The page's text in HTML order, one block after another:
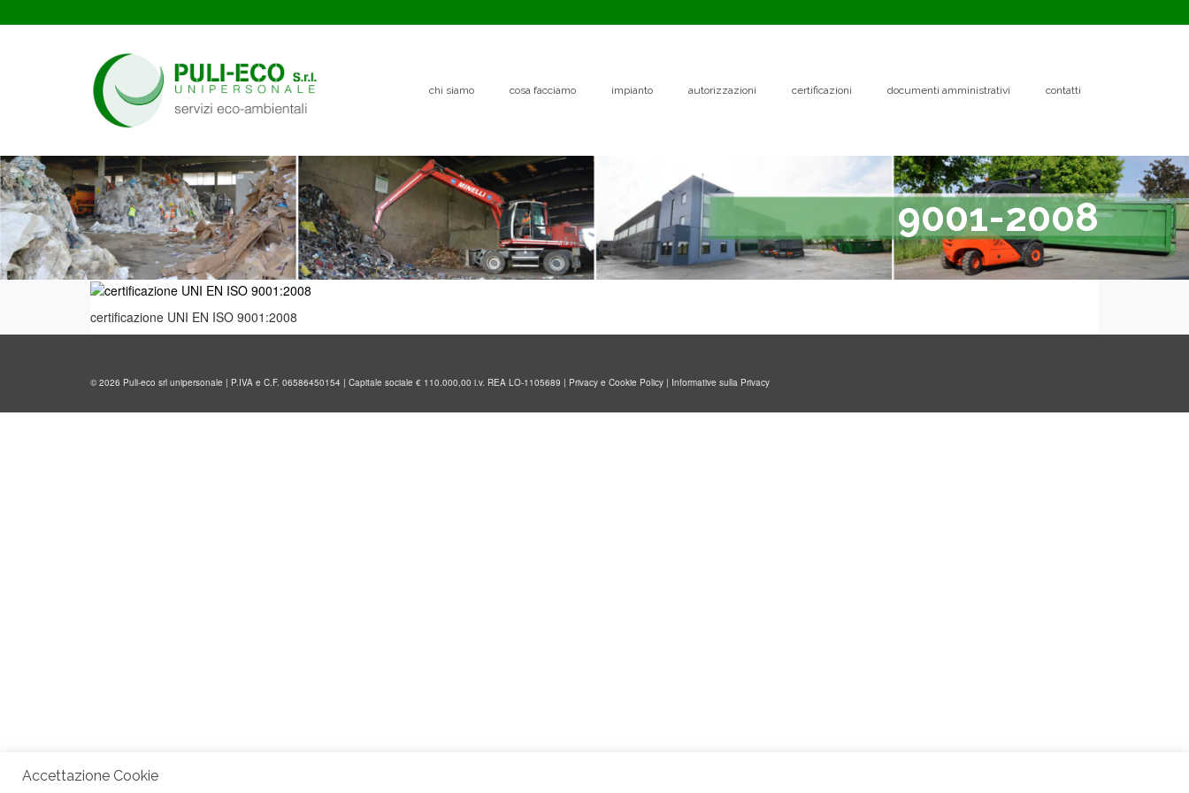
chi siamo cosa facciamo impianto autorizzazioni certificazioni documenti amministrativi contatti
9001-2008
certificazione UNI EN ISO 9001:2008
© 2026 Puli-eco srl unipersonale | P.IVA e C.F. 06586450154 | Capitale sociale € 110.000,00 i.v. REA LO-1105689 | Privacy e Cookie Policy | Informative sulla Privacy
Accettazione Cookie